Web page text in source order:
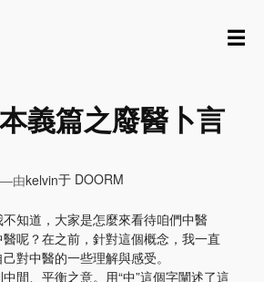
☰
本義篇之廢醫卜言
—由kelvin于 DOORM
知道，大家是怎麼來看待咱們中醫
呢？在之前，針對這個概念，我一直
對中醫的一些理解與感受。
間、平衡之意。用“中”這個字闡述了這